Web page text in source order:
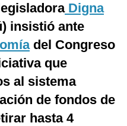
Digna
insistió ante
del Congreso
que
al sistema
de fondos de
hasta 4